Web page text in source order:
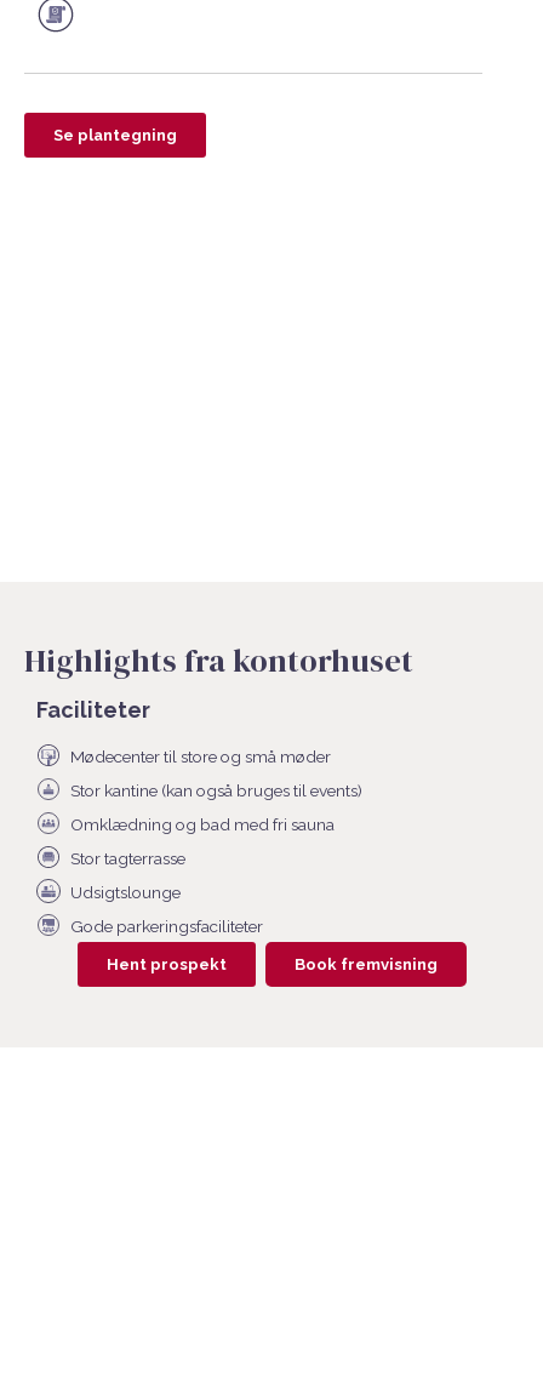
Se plantegning
Highlights fra kontorhuset
Faciliteter
Mødecenter til store og små møder
Stor kantine (kan også bruges til events)
Omklædning og bad med fri sauna
Stor tagterrasse
Udsigtslounge
Gode parkeringsfaciliteter
Hent prospekt Book fremvisning